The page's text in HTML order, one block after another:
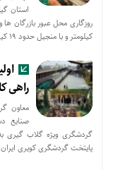
استان
کیلومتر و با منجیل حدود ۱۹ کیلومتر فاصله دارد.
راهی
معاون
صنایع
گردشگری ویژه گلاب گیری
پایتخت گردشگری کویری